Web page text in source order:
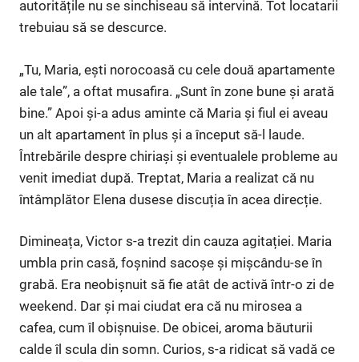
autoritățile nu se sinchiseau să intervină. Tot locatarii
trebuiau să se descurce.
„Tu, Maria, ești norocoasă cu cele două apartamente
ale tale”, a oftat musafira. „Sunt în zone bune și arată
bine.” Apoi și-a adus aminte că Maria și fiul ei aveau
un alt apartament în plus și a început să-l laude.
Întrebările despre chiriași și eventualele probleme au
venit imediat după. Treptat, Maria a realizat că nu
întâmplător Elena dusese discuția în acea direcție.
Dimineața, Victor s-a trezit din cauza agitației. Maria
umbla prin casă, foșnind sacoșe și mișcându-se în
grabă. Era neobișnuit să fie atât de activă într-o zi de
weekend. Dar și mai ciudat era că nu mirosea a
cafea, cum îl obișnuise. De obicei, aroma băuturii
calde îl scula din somn. Curios, s-a ridicat să vadă ce